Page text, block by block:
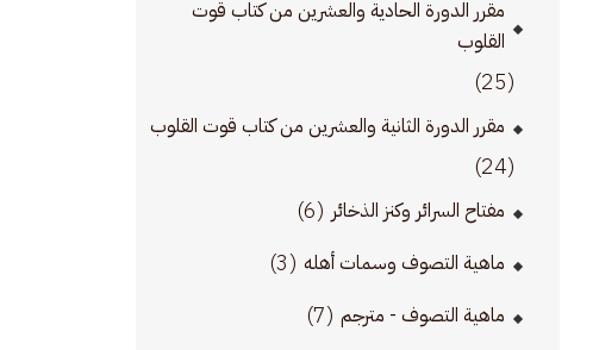
مقرر الدورة الحادية والعشرين من كتاب قوت
القلوب
(25)
مقرر الدورة الثانية والعشرين من كتاب قوت القلوب
(24)
مفتاح السرائر وكنز الذخائر (6)
ماهية التصوف وسمات أهله (3)
ماهية التصوف - مترجم (7)